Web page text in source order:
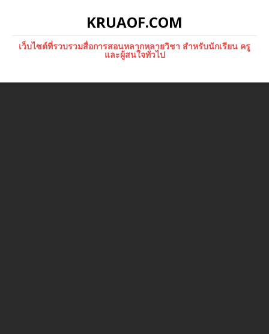
KRUAOF.COM
เว็บไซต์ที่รวบรวมสื่อการสอนหลากหลายวิชา สำหรับนักเรียน ครู
และผู้สนใจทั่วไป